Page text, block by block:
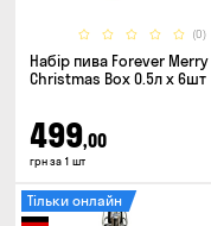
(0)
Набір пива Forever Merry
Christmas Box 0.5л x 6шт
499,00
грн за 1 шт
Тільки онлайн